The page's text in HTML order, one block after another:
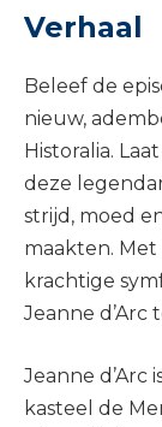
Verhaal
Beleef de
nieuw,
Historalia.
deze
strijd, moed
maakten.
krachtige
Jeanne d’Arc
Jeanne d’Arc
kasteel de